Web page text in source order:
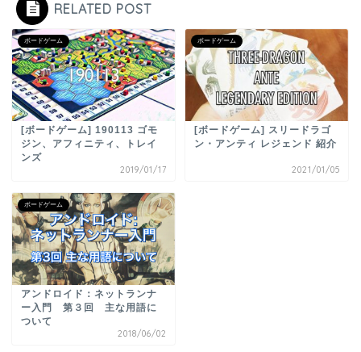
RELATED POST
ボードゲーム
[ボードゲーム] 190113 ゴモ
ジン、アフィニティ、トレイ
ンズ
2019/01/17
ボードゲーム
[ボードゲーム] スリードラゴ
ン・アンティ レジェンド 紹介
2021/01/05
ボードゲーム
アンドロイド：ネットランナ
ー入門 第３回 主な用語に
ついて
2018/06/02